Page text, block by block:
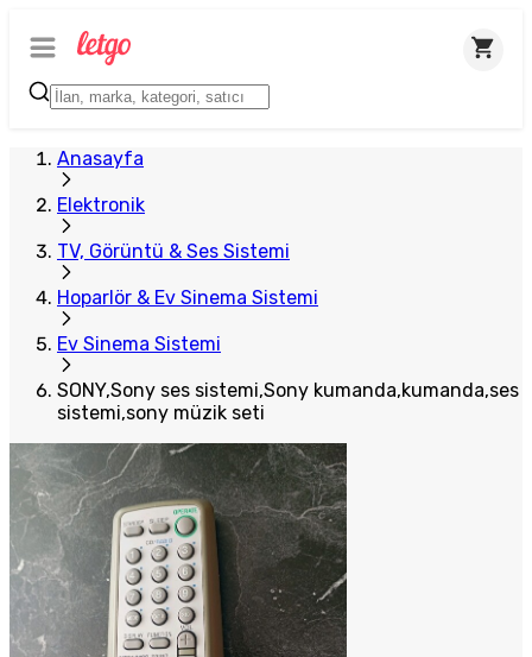
Anasayfa
Elektronik
TV, Görüntü & Ses Sistemi
Hoparlör & Ev Sinema Sistemi
Ev Sinema Sistemi
SONY,Sony ses sistemi,Sony kumanda,kumanda,ses
sistemi,sony müzik seti